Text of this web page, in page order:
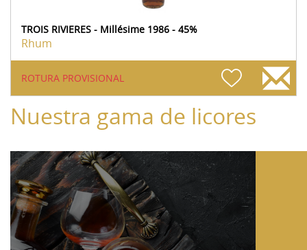
TROIS RIVIERES - Millésime 1986 - 45%
Rhum
ROTURA PROVISIONAL
Nuestra gama de licores